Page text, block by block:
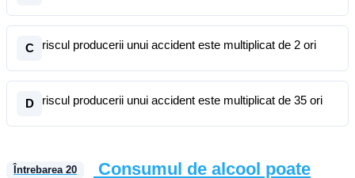
C riscul producerii unui accident este multiplicat de 2 ori
D riscul producerii unui accident este multiplicat de 35 ori
Întrebarea 20
Consumul de alcool poate